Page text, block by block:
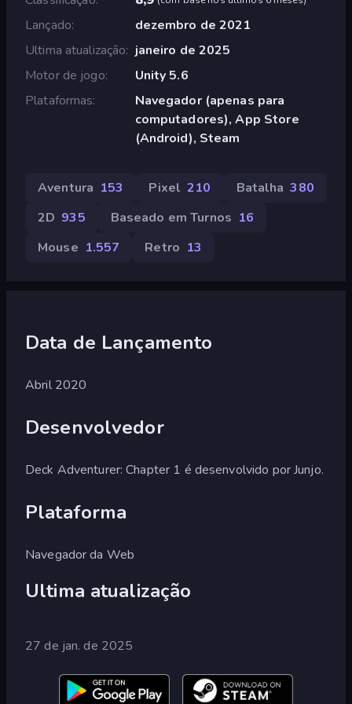
Lançado
dezembro de 2021
Ultima atualização
janeiro de 2025
Motor de jogo
Unity 5.6
Plataformas
Navegador (apenas para
computadores), App Store
(Android), Steam
Aventura 153 Pixel 210 Batalha 380
2D 935 Baseado em Turnos 16
Mouse 1.557 Retro 13
Data de Lançamento
Abril 2020
Desenvolvedor
Deck Adventurer: Chapter 1 é desenvolvido por Junjo.
Plataforma
Navegador da Web
Ultima atualização
27 de jan. de 2025